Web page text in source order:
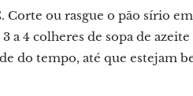
Corte ou rasgue o pão sírio
a 4 colheres de sopa de
do tempo, até que estejam